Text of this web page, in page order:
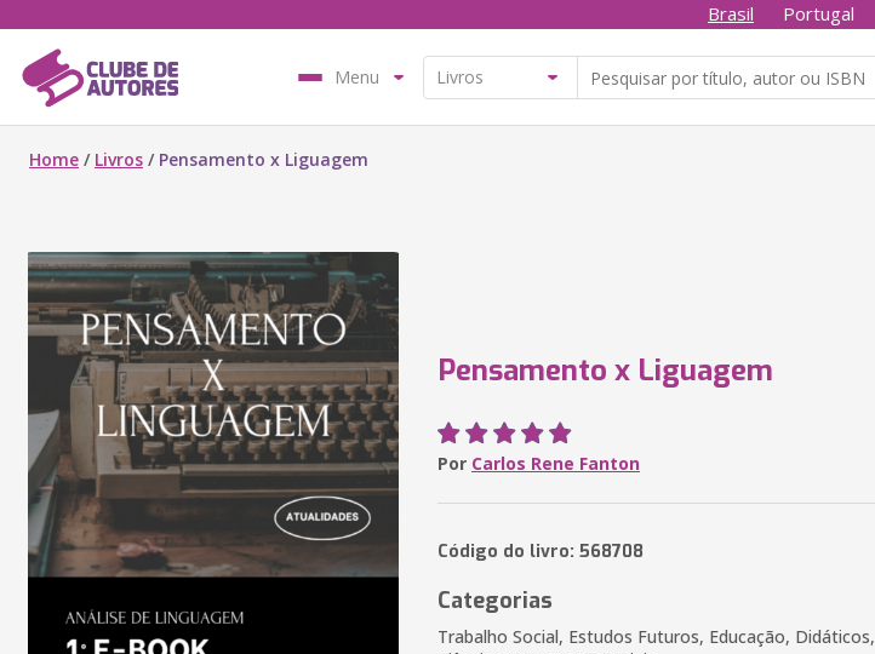
Brasil Portugal
Menu
Home / Livros / Pensamento x Liguagem
Pensamento x Liguagem
Por Carlos Rene Fanton
Código do livro: 568708
Categorias
Trabalho Social, Estudos Futuros, Educação, Didáticos,